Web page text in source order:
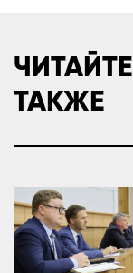
ЧИТАЙТЕ
ТАКЖЕ